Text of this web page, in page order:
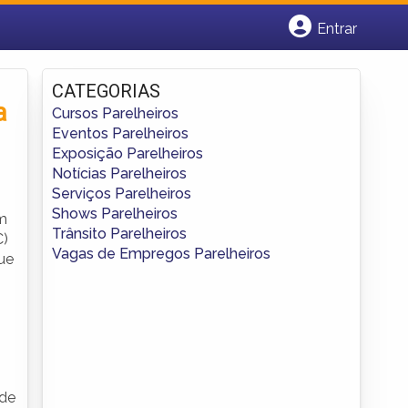
Entrar
Fazer login
Criar conta
CATEGORIAS
Cursos Parelheiros
Eventos Parelheiros
Exposição Parelheiros
Notícias Parelheiros
Serviços Parelheiros
Shows Parelheiros
Trânsito Parelheiros
Vagas de Empregos Parelheiros